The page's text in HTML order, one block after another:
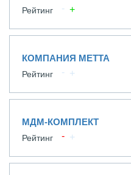
Рейтинг
КОМПАНИЯ МЕТТА
Рейтинг
МДМ-КОМПЛЕКТ
Рейтинг